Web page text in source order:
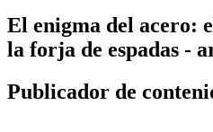
El enigma del acero:
la forja de espadas -
Publicador de